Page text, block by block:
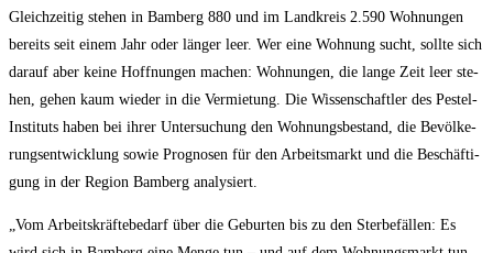
Gleich­zei­tig ste­hen in Bam­berg 880 und im Land­kreis 2.590 Woh­nun­gen
bereits seit einem Jahr oder län­ger leer. Wer eine Woh­nung sucht, soll­te sich
dar­auf aber kei­ne Hoff­nun­gen machen: Woh­nun­gen, die lan­ge Zeit leer ste­
hen, gehen kaum wie­der in die Ver­mie­tung. Die Wis­sen­schaft­ler des Pest­el-
Insti­tuts haben bei ihrer Unter­su­chung den Woh­nungs­be­stand, die Bevöl­ke­
rungs­ent­wick­lung sowie Pro­gno­sen für den Arbeits­markt und die Beschäf­ti­
gung in der Regi­on Bam­berg analysiert.
„Vom Arbeits­kräf­te­be­darf über die Gebur­ten bis zu den Ster­be­fäl­len: Es